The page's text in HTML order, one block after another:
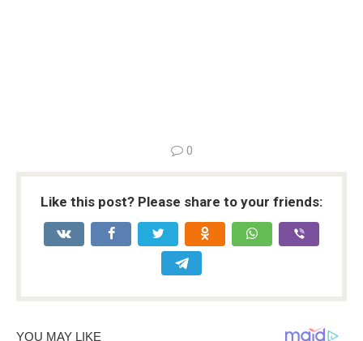
0
Like this post? Please share to your friends: